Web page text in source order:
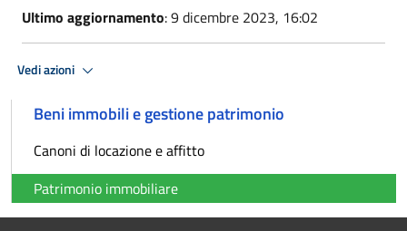
Ultimo aggiornamento: 9 dicembre 2023, 16:02
Vedi azioni
Beni immobili e gestione patrimonio
Canoni di locazione e affitto
Patrimonio immobiliare